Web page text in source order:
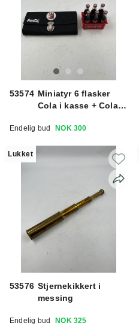
53574 Miniatyr 6 flasker
Cola i kasse + Cola
Endelig bud NOK 300
Lukket
53576 Stjernekikkert i
messing
Endelig bud NOK 325